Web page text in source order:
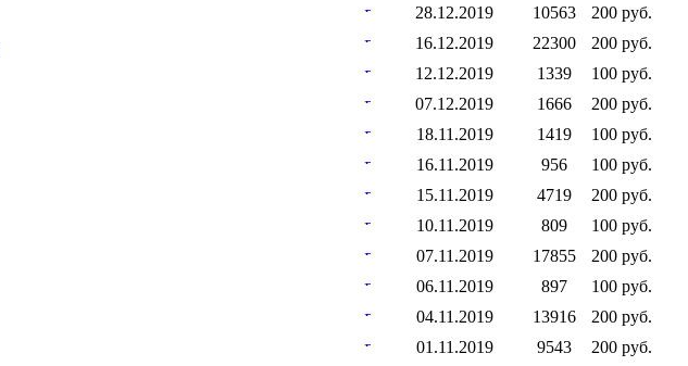
28.12.2019 10563
200 руб.
16.12.2019 22300
200 руб.
12.12.2019 1339
100 руб.
07.12.2019 1666
200 руб.
18.11.2019 1419
100 руб.
16.11.2019 956
100 руб.
15.11.2019 4719
200 руб.
10.11.2019 809
100 руб.
07.11.2019 17855
200 руб.
06.11.2019 897
100 руб.
04.11.2019 13916
200 руб.
01.11.2019 9543
200 руб.